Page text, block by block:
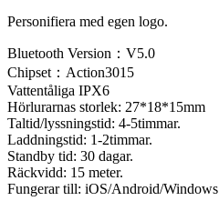
Personifiera med egen logo.
Bluetooth Version：V5.0
Chipset：Action3015
Vattentåliga IPX6
Hörlurarnas storlek: 27*18*15mm
Taltid/lyssningstid: 4-5timmar.
Laddningstid: 1-2timmar.
Standby tid: 30 dagar.
Räckvidd: 15 meter.
Fungerar till: iOS/Android/Windows